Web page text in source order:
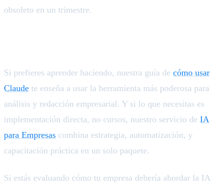
obsoleto en un trimestre.
Si prefieres aprender haciendo, nuestra guía de cómo usar
Claude te enseña a usar la herramienta más poderosa para
análisis y redacción empresarial. Y si lo que necesitas es
implementación directa, no cursos, nuestro servicio de IA
para Empresas combina estrategia, automatización, y
capacitación práctica en un solo paquete.
Si estás evaluando cómo tu empresa debería abordar la IA